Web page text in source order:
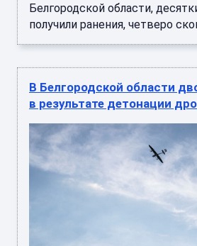
Белгородской области,
получили ранения, четверо
В Белгородской области
в результате детонации